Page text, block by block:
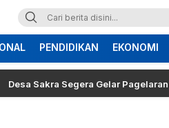
PENDIDIKAN EKONOMI
Sakra Segera Gelar Pagelaran